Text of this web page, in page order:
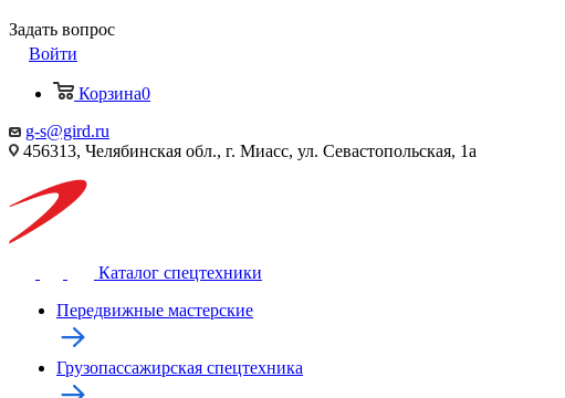
Задать вопрос
Войти
Корзина0
g-s@gird.ru
456313, Челябинская обл., г. Миасс, ул. Севастопольская, 1а
Каталог спецтехники
Передвижные мастерские
Грузопассажирская спецтехника